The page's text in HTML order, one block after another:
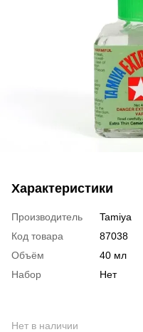
Характеристики
Производитель
Tamiya
Код товара
87038
Объём
40 мл
Набор
Нет
Нет в наличии